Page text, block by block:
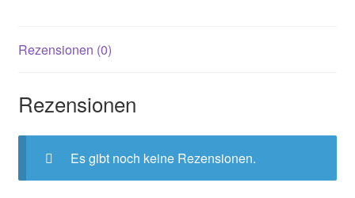
Rezensionen (0)
Rezensionen
Es gibt noch keine Rezensionen.